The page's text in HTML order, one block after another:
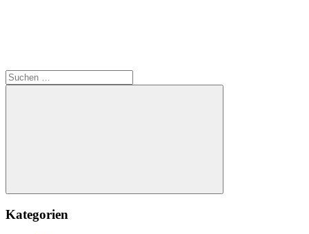
Suchen
nach:
Suchen
Kategorien